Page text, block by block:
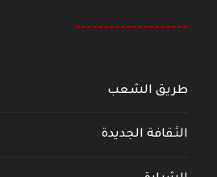
--------------------
طريق الشعب
الثقافة الجديدة